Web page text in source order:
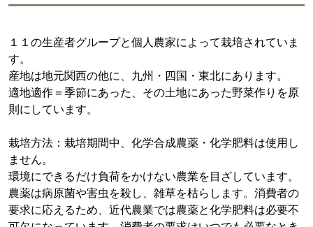
１１の生産者グループと個人農家によって栽培されていま
す。
産地は地元関西の他に、九州・四国・東北にあります。
適地適作＝季節にあった、その土地にあった野菜作りを原
則にしています。
栽培方法：栽培期間中、化学合成農薬・化学肥料は使用し
ません。
環境にできるだけ負荷をかけない農業を目ざしています。
農薬は病原菌や害虫を殺し、雑草を枯らします。消費者の
要求に応えるため、近代農業では農薬と化学肥料は必要不